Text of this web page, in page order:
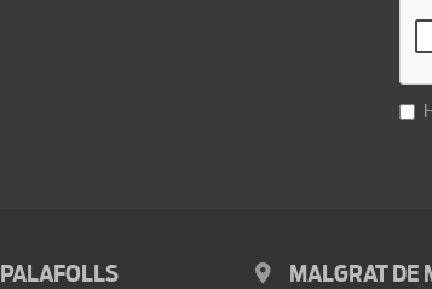
PALAFOLLS MALGRAT DE